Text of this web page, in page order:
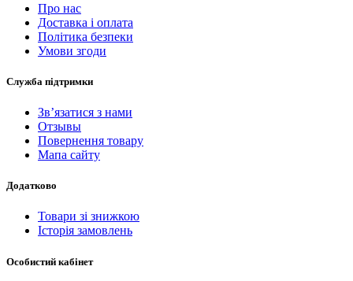
Про нас
Доставка і оплата
Політика безпеки
Умови згоди
Служба підтримки
Зв’язатися з нами
Отзывы
Повернення товару
Мапа сайту
Додатково
Товари зі знижкою
Історія замовлень
Особистий кабінет